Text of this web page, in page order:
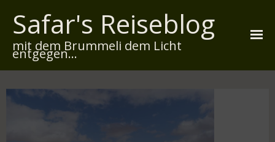
Safar's Reiseblog
mit dem Brummeli dem Licht
entgegen...
Über mich